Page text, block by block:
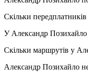
Скільки
У Александр
Скільки маршрутів у
Александр Позихайло